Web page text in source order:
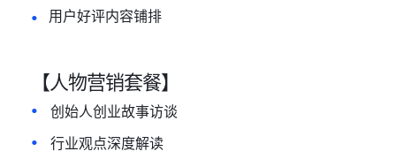
•用户好评内容铺排
【人物营销套餐】
•
创始人创业故事访谈
• 行业观点深度解读